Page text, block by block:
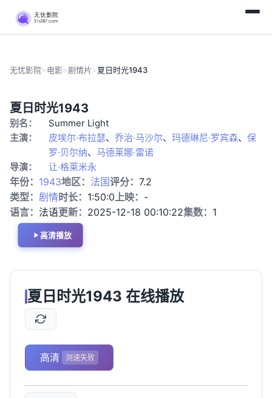
无忧影院>电影>剧情片>夏日时光1943
夏日时光1943
别名：
Summer Light
主演：
皮埃尔·布拉瑟、 乔治·马沙尔、 玛德琳尼·罗宾森、 保
罗·贝尔纳、 马德莱娜·雷诺
导演：
让·格莱米永
年份： 1943地区： 法国评分： 7.2
类型： 剧情时长： 1:50:0上映： -
语言： 法语更新： 2025-12-18 00:10:22集数： 1
高清播放
夏日时光1943 在线播放
高清 测速失败